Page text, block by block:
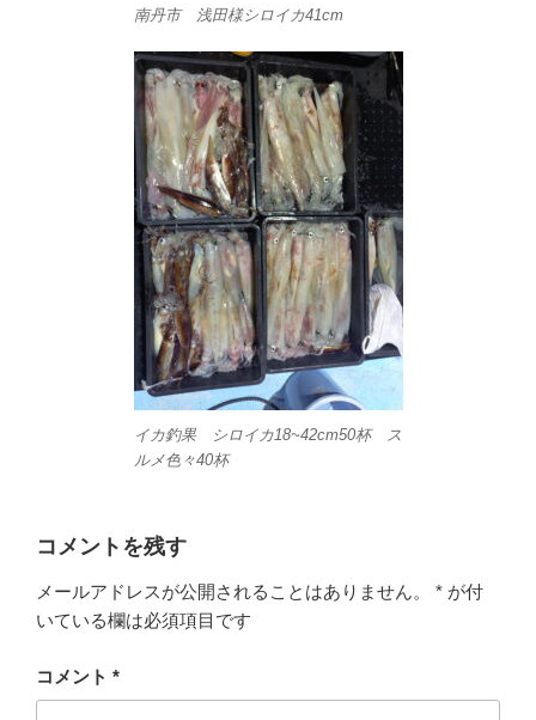
南丹市 浅田様シロイカ41cm
イカ釣果 シロイカ18~42cm50杯 ス
ルメ色々40杯
コメントを残す
メールアドレスが公開されることはありません。 * が付
いている欄は必須項目です
コメント *